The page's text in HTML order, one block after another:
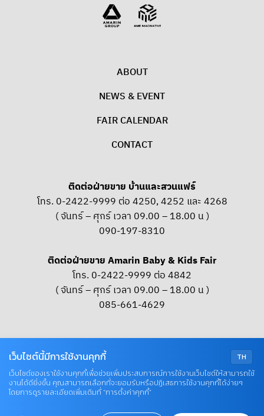
ABOUT
NEWS & EVENT
FAIR CALENDAR
CONTACT
ติดต่อฝ่ายขาย บ้านและสวนแฟร์
โทร. 0-2422-9999 ต่อ 4250, 4252 และ 4268
( จันทร์ – ศุกร์ เวลา 09.00 – 18.00 น )
090-197-8310
ติดต่อฝ่ายขาย Amarin Baby & Kids Fair
โทร. 0-2422-9999 ต่อ 4842
( จันทร์ – ศุกร์ เวลา 09.00 – 18.00 น )
085-661-4629
© COPYRIGHT 2026 AME IMAGINATIVE COMPANY LIMITED
TH
เว็บไซต์นี้มีการใช้งานคุกกี้
เว็บไซต์ของเราใช้งานคุกกี้เพื่อช่วยเพิ่มประสบการณ์การใช้งานเว็บไซต์ให้สามารถใช้
งานได้ดียิ่งขึ้น คุณสามารถเลือกที่จะยอมรับหรือปฏิเสธการใช้งานคุกกี้ได้ง่ายๆ
โดยการดูรายละเอียดเพิ่มเติมที่ “การตั้งค่าคุกกี้”